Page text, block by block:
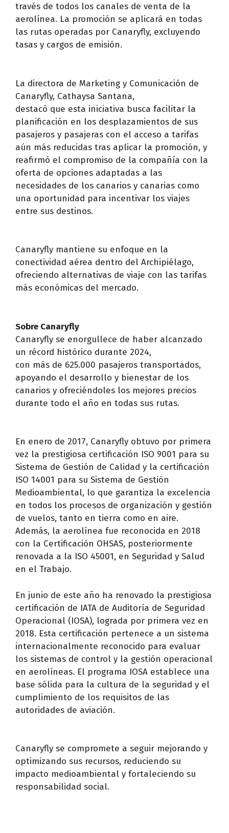
través de todos los canales de venta de la
aerolínea. La promoción se aplicará en todas
las rutas operadas por Canaryfly, excluyendo
tasas y cargos de emisión.
La directora de Marketing y Comunicación de
Canaryfly, Cathaysa Santana,
destacó que esta iniciativa busca facilitar la
planificación en los desplazamientos de sus
pasajeros y pasajeras con el acceso a tarifas
aún más reducidas tras aplicar la promoción, y
reafirmó el compromiso de la compañía con la
oferta de opciones adaptadas a las
necesidades de los canarios y canarias como
una oportunidad para incentivar los viajes
entre sus destinos.
Canaryfly mantiene su enfoque en la
conectividad aérea dentro del Archipiélago,
ofreciendo alternativas de viaje con las tarifas
más económicas del mercado.
Sobre Canaryfly
Canaryfly se enorgullece de haber alcanzado
un récord histórico durante 2024,
con más de 625.000 pasajeros transportados,
apoyando el desarrollo y bienestar de los
canarios y ofreciéndoles los mejores precios
durante todo el año en todas sus rutas.
En enero de 2017, Canaryfly obtuvo por primera
vez la prestigiosa certificación ISO 9001 para su
Sistema de Gestión de Calidad y la certificación
ISO 14001 para su Sistema de Gestión
Medioambiental, lo que garantiza la excelencia
en todos los procesos de organización y gestión
de vuelos, tanto en tierra como en aire.
Además, la aerolínea fue reconocida en 2018
con la Certificación OHSAS, posteriormente
renovada a la ISO 45001, en Seguridad y Salud
en el Trabajo.
En junio de este año ha renovado la prestigiosa
certificación de IATA de Auditoría de Seguridad
Operacional (IOSA), lograda por primera vez en
2018. Esta certificación pertenece a un sistema
internacionalmente reconocido para evaluar
los sistemas de control y la gestión operacional
en aerolíneas. El programa IOSA establece una
base sólida para la cultura de la seguridad y el
cumplimiento de los requisitos de las
autoridades de aviación.
Canaryfly se compromete a seguir mejorando y
optimizando sus recursos, reduciendo su
impacto medioambiental y fortaleciendo su
responsabilidad social.